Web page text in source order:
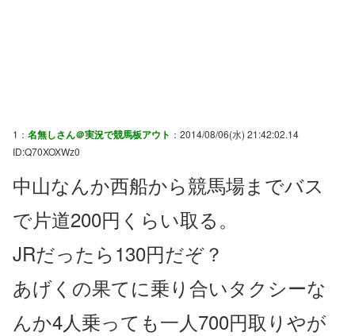
1： 名無しさん＠実況で競馬板アウト ：2014/08/06(水) 21:42:02.14
ID:Q70XOXWz0
中山なんか西船から競馬場までバス
で片道200円くらい取る。
JRだったら130円だぞ？
あげくの果てに乗り合いタクシーな
んか4人乗っても一人700円取りやが